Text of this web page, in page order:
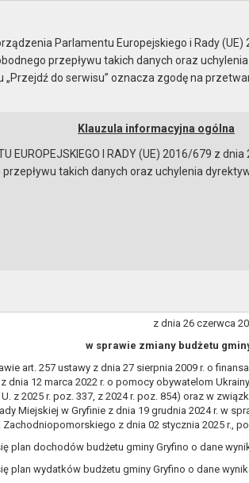
Instrukcja korzystania Dostępność
z art. 30 ustawy z dnia 8
BURMISTRZA MIASTA i
z dnia 26 czerwca
w sprawie zmiany budżetu
art. 257 ustawy z dnia 27 sierpnia 2009 r. o
dnia 12 marca 2022 r. o pomocy obywatelom
z 2025 r. poz. 337, z 2024 r. poz. 854) oraz w
Miejskiej w Gryfinie z dnia 19 grudnia 2024 r. w
Zachodniopomorskiego z dnia 02 stycznia 2025 r.,
plan dochodów budżetu gminy Gryfino o dane
plan wydatków budżetu gminy Gryfino o dane
Parlamentu Europejskiego i Rady
przepływu takich danych oraz
do serwisu” oznacza zgodę na
Klauzula informacyjna ogólna
EUROPEJSKIEGO I RADY (UE) 2016/679 z
takich danych oraz uchylenia
przepisami prawa w celu:
a w szczególności ustawy z dnia 8 marca
a także obowiązków i zadań zleconych
lub innej osoby fizycznej;
lub w ramach sprawowania władzy
są wyłącznie na podstawie wcześniej
w pkt. 3, dane osobowe mogą być